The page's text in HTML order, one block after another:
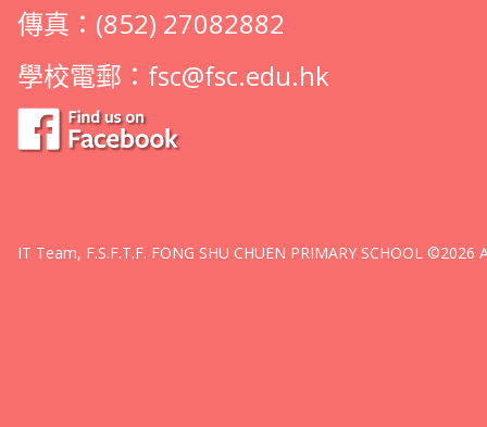
傳真：(852) 27082882
學校電郵： fsc@fsc.edu.hk
IT Team, F.S.F.T.F. FONG SHU CHUEN PRIMARY SCHOOL ©2026